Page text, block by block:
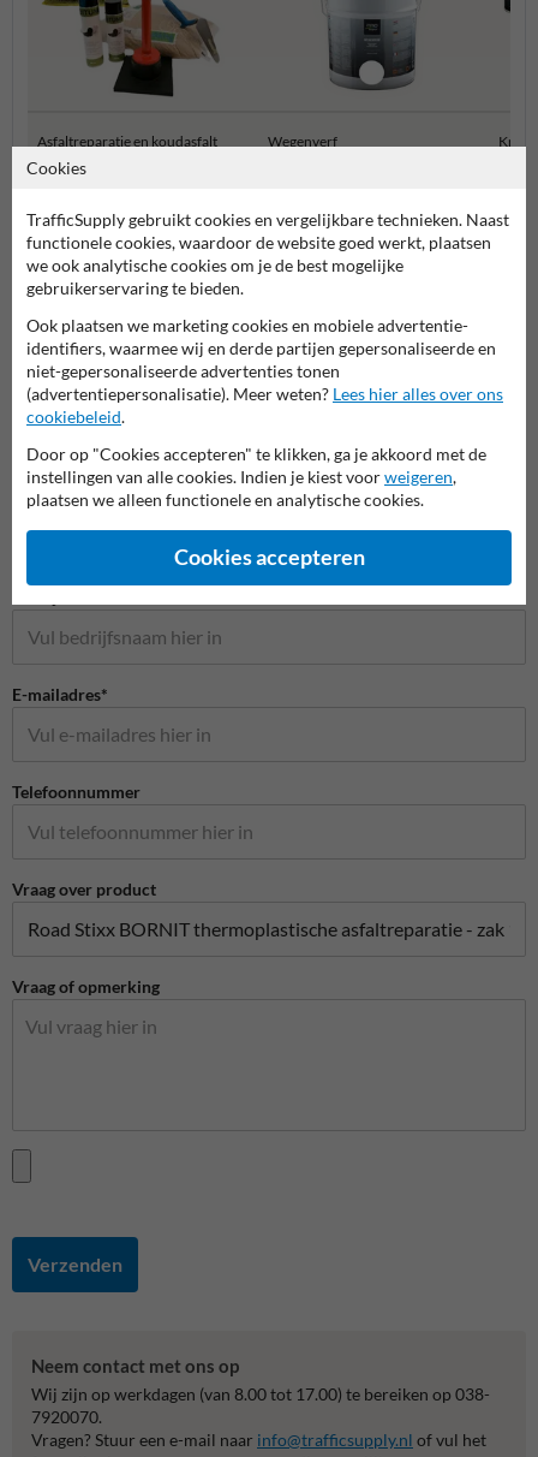
Asfaltreparatie en koudasfalt Wegenverf
Wegmarkering doe-het-zelf
Stel je vraag aan Wegmarkering.nl
Naam*
E-mailadres*
Telefoonnummer
Vraag over product
Vraag of opmerking
Verzenden
Neem contact met ons op
Wij zijn op werkdagen (van 8.00 tot 17.00) te bereiken op 038-
7920070.
Vragen? Stuur een e-mail naar info@trafficsupply.nl of vul het
Cookies
TrafficSupply gebruikt cookies en vergelijkbare technieken. Naast
functionele cookies, waardoor de website goed werkt, plaatsen
we ook analytische cookies om je de best mogelijke
gebruikerservaring te bieden.
Ook plaatsen we marketing cookies en mobiele advertentie-
identifiers, waarmee wij en derde partijen gepersonaliseerde en
niet-gepersonaliseerde advertenties tonen
(advertentiepersonalisatie). Meer weten? Lees hier alles over ons
cookiebeleid.
Door op "Cookies accepteren" te klikken, ga je akkoord met de
instellingen van alle cookies. Indien je kiest voorweigeren,
plaatsen we alleen functionele en analytische cookies.
Cookies accepteren